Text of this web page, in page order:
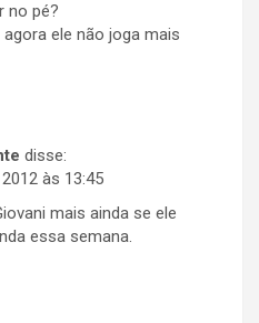
no pé?
ele não joga mais
disse:
às 13:45
mais ainda se ele
essa semana.